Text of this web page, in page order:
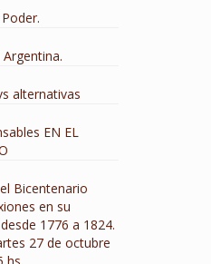
alternativas
EN EL
Bicentenario
en su
1776 a 1824.
27 de octubre